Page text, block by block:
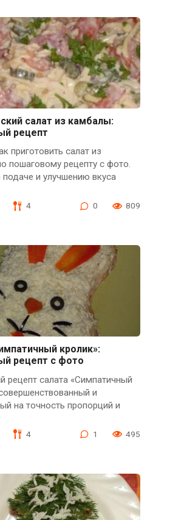
салат из камбалы:
рецепт
приготовить салат из
пошаговому рецепту с фото.
и улучшению вкуса
4 0 809
кролик»:
рецепт с фото
рецепт салата «Симпатичный
и
на точность пропорций и
4 1 495